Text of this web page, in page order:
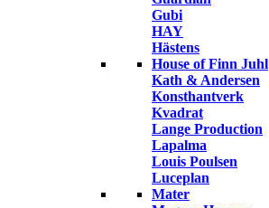
Gubi
HAY
Hästens
House of Finn Juhl
Kath & Andersen
Konsthantverk
Kvadrat
Lange Production
Lapalma
Louis Poulsen
Luceplan
Mater